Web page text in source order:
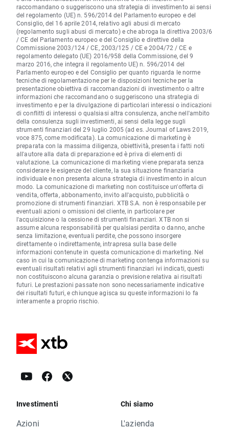
raccomandano o suggeriscono una strategia di investimento ai sensi
del regolamento (UE) n. 596/2014 del Parlamento europeo e del
Consiglio, del 16 aprile 2014, relativo agli abusi di mercato
(regolamento sugli abusi di mercato) e che abroga la direttiva 2003/6
/ CE del Parlamento europeo e del Consiglio e direttive della
Commissione 2003/124 / CE, 2003/125 / CE e 2004/72 / CE e
regolamento delegato (UE) 2016/958 della Commissione, del 9
marzo 2016, che integra il regolamento UE) n. 596/2014 del
Parlamento europeo e del Consiglio per quanto riguarda le norme
tecniche di regolamentazione per le disposizioni tecniche per la
presentazione obiettiva di raccomandazioni di investimento o altre
informazioni che raccomandano o suggeriscono una strategia di
investimento e per la divulgazione di particolari interessi o indicazioni
di conflitti di interessi o qualsiasi altra consulenza, anche nell'ambito
della consulenza sugli investimenti, ai sensi della legge sugli
strumenti finanziari del 29 luglio 2005 (ad es. Journal of Laws 2019,
voce 875, come modificata). La comunicazione di marketing è
preparata con la massima diligenza, obiettività, presenta i fatti noti
all'autore alla data di preparazione ed è priva di elementi di
valutazione. La comunicazione di marketing viene preparata senza
considerare le esigenze del cliente, la sua situazione finanziaria
individuale e non presenta alcuna strategia di investimento in alcun
modo. La comunicazione di marketing non costituisce un'offerta di
vendita, offerta, abbonamento, invito all'acquisto, pubblicità o
promozione di strumenti finanziari. XTB S.A. non è responsabile per
eventuali azioni o omissioni del cliente, in particolare per
l'acquisizione o la cessione di strumenti finanziari. XTB non si
assume alcuna responsabilità per qualsiasi perdita o danno, anche
senza limitazione, eventuali perdite, che possono insorgere
direttamente o indirettamente, intrapresa sulla base delle
informazioni contenute in questa comunicazione di marketing. Nel
caso in cui la comunicazione di marketing contenga informazioni su
eventuali risultati relativi agli strumenti finanziari ivi indicati, questi
non costituiscono alcuna garanzia o previsione relativa ai risultati
futuri. Le prestazioni passate non sono necessariamente indicative
dei risultati futuri, e chiunque agisca su queste informazioni lo fa
interamente a proprio rischio.
Investimenti
Azioni
Chi siamo
L'azienda